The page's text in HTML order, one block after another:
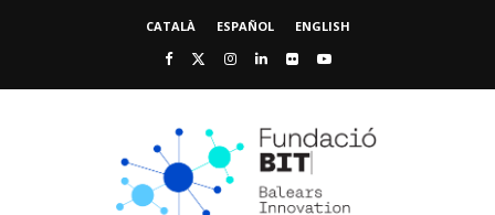
CATALÀ ESPAÑOL ENGLISH